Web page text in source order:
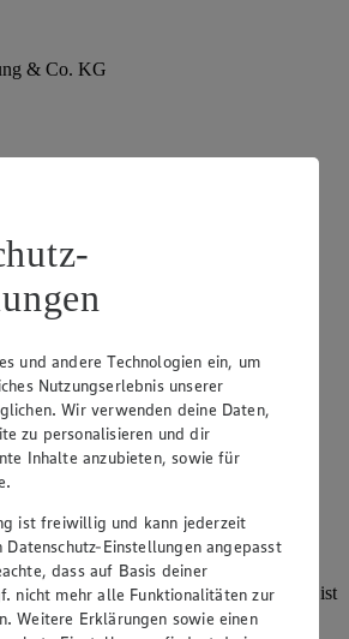
& Co. KG
suedwest.de
Freiburg i.B.
gem. § 27a UStG:
Huber (Sprecher)
Fickert (Vorstandsmitglied), Jürgen
Patrick Mogck (Vorstandsmitglied),
ist urheberrechtlich geschützt. Der
jedoch das Recht, den auf dieser
ganz oder ausschnittsweise zu
Aus Gründen des Urheberrechts ist
und Vervielfältigung von Bildmaterial
und andere Technologien ein, um
Nutzungserlebnis unserer
Wir verwenden deine Daten,
zu personalisieren und dir
Inhalte anzubieten, sowie für
ist freiwillig und kann jederzeit
Einstellungen angepasst
dass auf Basis deiner
nicht mehr alle Funktionalitäten zur
Weitere Erklärungen sowie einen